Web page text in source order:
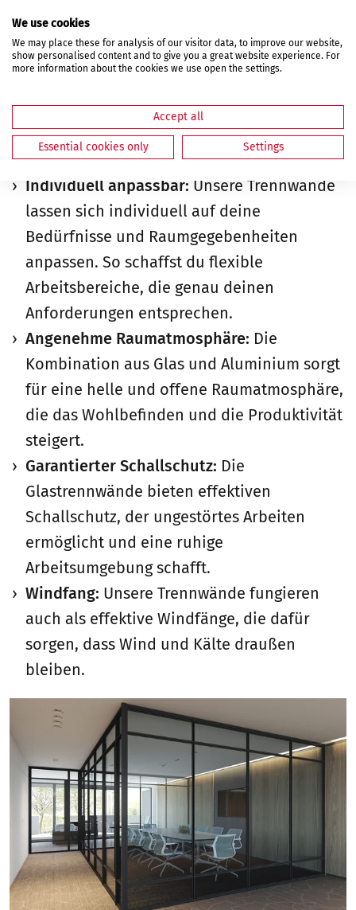
Glastrennwände für dein
Büro
Die Glastrennwände bieten zahlreiche
Vorteile, insbesondere im Büro:
Individuell anpassbar: Unsere Trennwände
lassen sich individuell auf deine
Bedürfnisse und Raumgegebenheiten
anpassen. So schaffst du flexible
Arbeitsbereiche, die genau deinen
Anforderungen entsprechen.
Angenehme Raumatmosphäre: Die
Kombination aus Glas und Aluminium sorgt
für eine helle und offene Raumatmosphäre,
die das Wohlbefinden und die Produktivität
steigert.
Garantierter Schallschutz: Die
Glastrennwände bieten effektiven
Schallschutz, der ungestörtes Arbeiten
ermöglicht und eine ruhige
Arbeitsumgebung schafft.
Windfang: Unsere Trennwände fungieren
auch als effektive Windfänge, die dafür
sorgen, dass Wind und Kälte draußen
bleiben.
We use cookies
We may place these for analysis of our visitor data, to improve our website,
show personalised content and to give you a great website experience. For
more information about the cookies we use open the settings.
Accept all
Essential cookies only Settings